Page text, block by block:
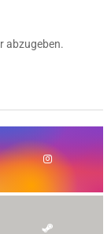
abzugeben.